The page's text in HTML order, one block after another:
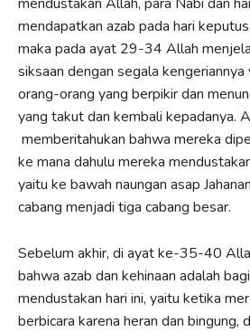
mendapatkan azab pada hari
maka pada ayat 29-34 Allah
siksaan dengan segala
orang-orang yang berpikir dan
yang takut dan kembali kepadanya.
memberitahukan bahwa mereka
ke mana dahulu mereka
yaitu ke bawah naungan asap
cabang menjadi tiga cabang besar.
Sebelum akhir, di ayat ke-35-40
bahwa azab dan kehinaan adalah
mendustakan hari ini, yaitu ketika
berbicara karena heran dan bingung,